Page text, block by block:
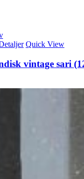
Quick View
vintage sari